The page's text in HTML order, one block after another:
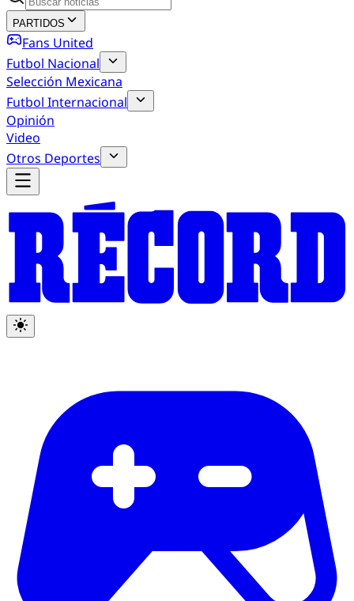
PARTIDOS
Fans United
Futbol Nacional
Selección Mexicana
Futbol Internacional
Opinión
Video
Otros Deportes